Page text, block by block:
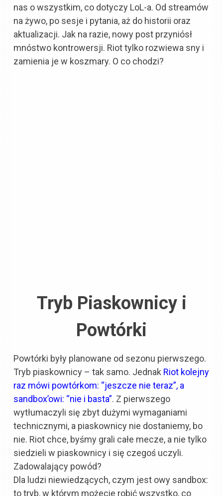
nas o wszystkim, co dotyczy LoL-a. Od streamów
na żywo, po sesje i pytania, aż do historii oraz
aktualizacji. Jak na razie, nowy post przyniósł
mnóstwo kontrowersji. Riot tylko rozwiewa sny i
zamienia je w koszmary. O co chodzi?
Tryb Piaskownicy i
Powtórki
Powtórki były planowane od sezonu pierwszego.
Tryb piaskownicy – tak samo. Jednak Riot kolejny
raz mówi powtórkom: “jeszcze nie teraz”, a
sandbox’owi: “nie i basta”. Z pierwszego
wytłumaczyli się zbyt dużymi wymaganiami
technicznymi, a piaskownicy nie dostaniemy, bo
nie. Riot chce, byśmy grali całe mecze, a nie tylko
siedzieli w piaskownicy i się czegoś uczyli.
Zadowalający powód?
Dla ludzi niewiedzących, czym jest owy sandbox:
to tryb, w którym możecie robić wszystko, co